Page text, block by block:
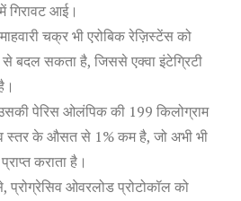
गिरावट आई।
चक्र भी एरोबिक रेज़िस्टेंस को
बदल सकता है, जिससे एक्वा इंटेग्रिटी
पेरिस ओलंपिक की 199 किलोग्राम
स्तर के औसत से 1% कम है, जो अभी भी
कराता है।
प्रोग्रेसिव ओवरलोड प्रोटोकॉल को